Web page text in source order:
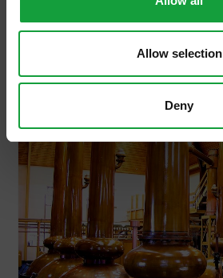
Allow selection
Deny